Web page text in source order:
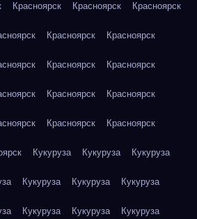
Красноярск Красноярск Красноярск
Красноярск Красноярск
Красноярск Красноярск
Красноярск Красноярск
Красноярск Красноярск
Кукуруза Кукуруза Кукуруза
Кукуруза Кукуруза Кукуруза
Кукуруза Кукуруза Кукуруза